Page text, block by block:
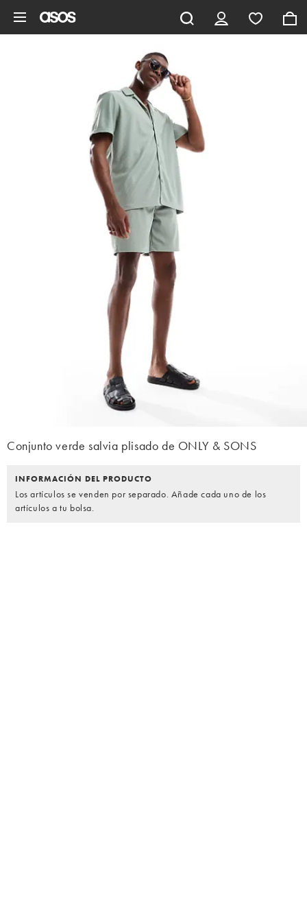
Conjunto verde salvia plisado de ONLY & SONS
INFORMACIÓN DEL PRODUCTO
Los artículos se venden por separado. Añade cada uno de los
artículos a tu bolsa.